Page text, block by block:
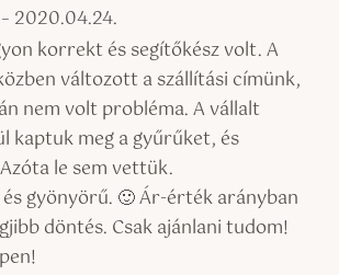
– 2020.04.24.
korrekt és segítőkész volt. A
változott a szállítási címünk,
nem volt probléma. A vállalt
kaptuk meg a gyűrűket, és
le sem vettük.
gyönyörű. 🙂 Ár-érték arányban
döntés. Csak ajánlani tudom!